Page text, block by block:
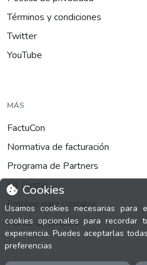
Cookies
Usamos cookies necesarias
cookies opcionales para recordar
experiencia. Puedes aceptarlas
preferencias
Términos y condiciones
Twitter
YouTube
MÁS
FactuCon
Normativa de facturación
Programa de Partners
Kit Digital
Empleo para contable
Portal de empleo